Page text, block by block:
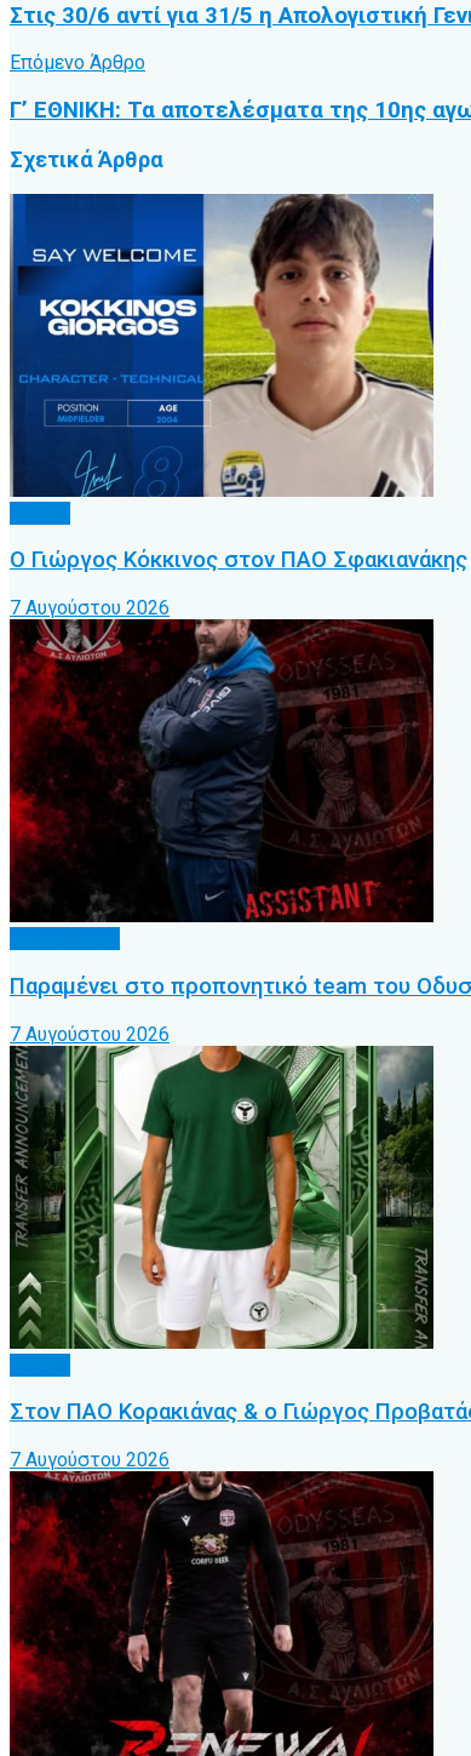
Στις 30/6 αντί για 31/5 η Απολογιστική
Επόμενο Άρθρο
Γ’ ΕΘΝΙΚΗ: Τα αποτελέσματα της 10ης
ΣχετικάΆρθρα
Ο Γιώργος Κόκκινος στον ΠΑΟ Σφακιανάκης
7 Αυγούστου 2026
Παραμένει στο προπονητικό team του
7 Αυγούστου 2026
Στον ΠΑΟ Κορακιάνας & ο Γιώργος
7 Αυγούστου 2026